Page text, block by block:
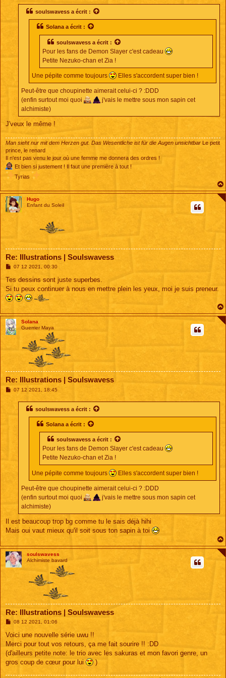
soulswavess a écrit :
Solanaa écrit :
soulswavess a écrit :
Pour les fans de Demon Slayer c'est cadeau
Petite Nezuko-chan et Zia !
Une pépite comme toujours Elles s'accordent super bien !
Peut-être que choupinette aimerait celui-ci ? :DDD
(enfin surtout moi quoi
j'vais le mettre sous mon sapin cet
alchimiste)
J'veux le même !
Man sieht nur mit dem Herzen gut. Das Wesentliche ist für die Augen unsichtbar Le petit
prince, le renard
Il n'est pas venu le jour où une femme me donnera des ordres !
Et bien si justement ! Il faut une première à tout !
Tyrias
Hugo
Enfant du Soleil
Re: Illustrations | Soulswavess
M
s
a
g
e
07 12 2021, 00:30
Tes dessins sont juste superbes.
Si tu peux continuer à nous en mettre plein les yeux, moi je suis preneur.
Solana
Guerrier Maya
Re: Illustrations | Soulswavess
M07 12 2021, 18:45
soulswavess a écrit :
Solana a écrit :
soulswavess a écrit :
Pour les fans de Demon Slayer c'est cadeau
Petite Nezuko-chan et Zia !
Une pépite comme toujours Elles s'accordent super bien !
Peut-être que choupinette aimerait celui-ci ? :DDD
(enfin surtout moi quoi
j'vais le mettre sous mon sapin cet
alchimiste)
Il est beaucoup trop bg comme tu le sais déjà hihi
Mais oui vaut mieux qu'il soit sous ton sapin à toi
soulswavess
Alchimiste bavard
Re: Illustrations | Soulswavess
M
s
a
g
08 12 2021, 01:06
Voici une nouvelle série uwu !!
Merci pour tout vos retours, ça me fait sourire !! :DD
(d'ailleurs petite note: le trio avec les sakuras et mon favori genre, un
gros coup de cœur pour lui
)